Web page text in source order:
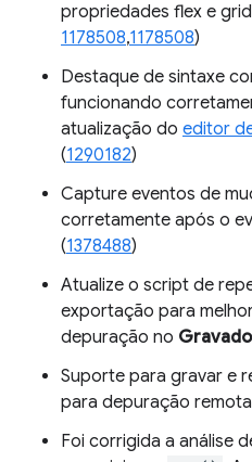
propriedades flex e
1178508,1178508)
Destaque de sintaxe
funcionando
atualização do editor
(1290182)
Capture eventos de
corretamente após o
(1378488)
Atualize o script de
exportação para
depuração no
Suporte para gravar e
para depuração
Foi corrigida a análise